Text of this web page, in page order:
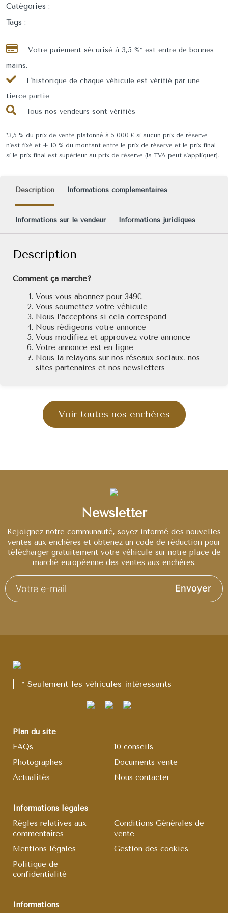
Catégories :
Tags :
Votre paiement sécurisé à 3,5 %* est entre de bonnes
mains.
L'historique de chaque véhicule est vérifié par une
tierce partie
Tous nos vendeurs sont vérifiés
*3,5 % du prix de vente plafonné à 5 000 € si aucun prix de réserve
n'est fixé et + 10 % du montant entre le prix de réserve et le prix final
si le prix final est supérieur au prix de réserve (la TVA peut s'appliquer).
Description Informations complémentaires
Informations sur le vendeur Informations juridiques
Description
Comment ça marche?
Vous vous abonnez pour 349€.
Vous soumettez votre véhicule
Nous l’acceptons si cela correspond
Nous rédigeons votre annonce
Vous modifiez et approuvez votre annonce
Votre annonce est en ligne
Nous la relayons sur nos réseaux sociaux, nos
sites partenaires et nos newsletters
Voir toutes nos enchères
Newsletter
Rejoignez notre communauté, soyez informé des nouvelles
ventes aux enchères et obtenez un code de réduction pour
télécharger gratuitement votre véhicule sur notre place de
marché européenne des ventes aux enchères.
Envoyer
* Seulement les véhicules intéressants
Plan du site
FAQs
10 conseils
Photographes
Documents vente
Actualités
Nous contacter
Informations légales
Règles relatives aux
commentaires
Conditions Générales de
vente
Mentions légales
Gestion des cookies
Politique de
confidentialité
Informations